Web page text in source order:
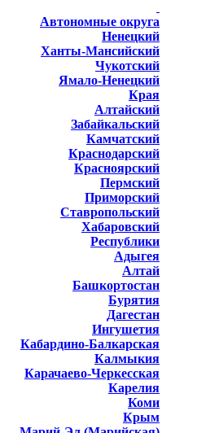
Автономные округа
Ненецкий
Ханты-Мансийский
Чукотский
Ямало-Ненецкий
Края
Алтайский
Забайкальский
Камчатский
Краснодарский
Красноярский
Пермский
Приморский
Ставропольский
Хабаровский
Республики
Адыгея
Алтай
Башкортостан
Бурятия
Дагестан
Ингушетия
Кабардино-Балкарская
Калмыкия
Карачаево-Черкесская
Карелия
Коми
Крым